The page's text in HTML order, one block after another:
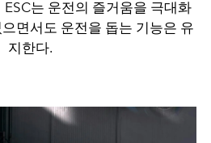
는 운전의 즐거움을 극대화
면서도 운전을 돕는 기능은 유
지한다.